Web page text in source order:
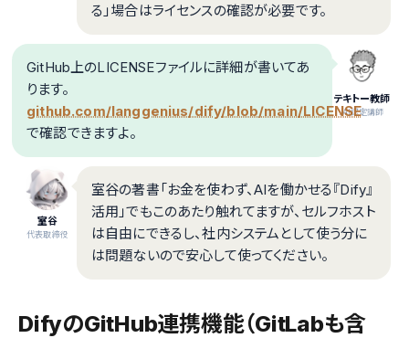
る」場合はライセンスの確認が必要です。
テキトー教師
.AI認定講師
GitHub上のLICENSEファイルに詳細が書いてあ
ります。
github.com/langgenius/dify/blob/main/LICENSE
で確認できますよ。
室谷
代表取締役
室谷の著書「お金を使わず、AIを働かせる『Dify』
活用」でもこのあたり触れてますが、セルフホスト
は自由にできるし、社内システムとして使う分に
は問題ないので安心して使ってください。
DifyのGitHub連携機能（GitLabも含